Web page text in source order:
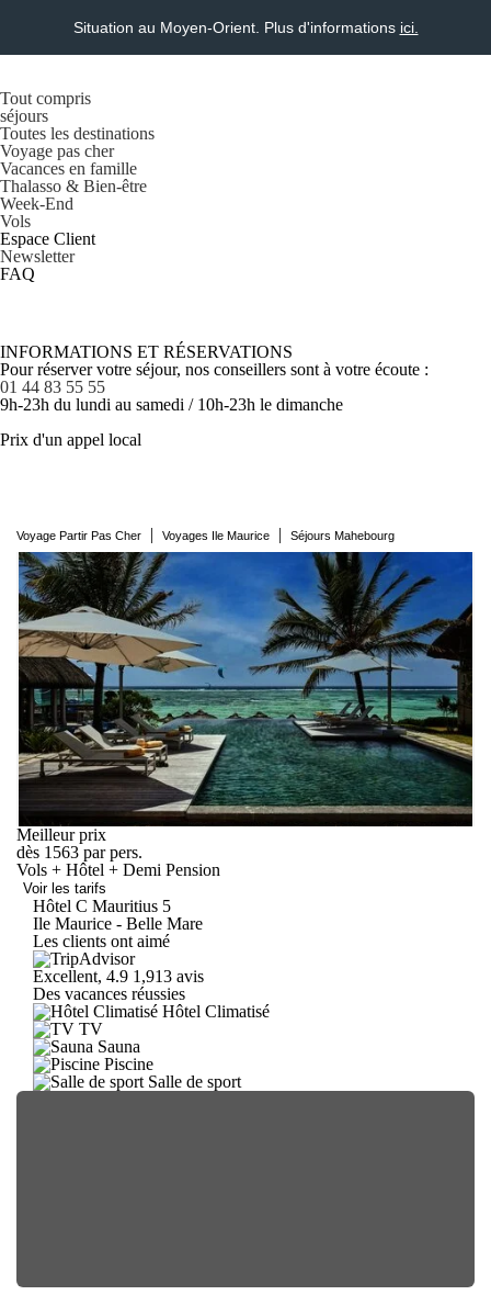
Situation au Moyen-Orient. Plus d'informations ici.
Tout compris
séjours
Toutes les destinations
Voyage pas cher
Vacances en famille
Thalasso & Bien-être
Week-End
Vols
Espace Client
Newsletter
FAQ
INFORMATIONS ET RÉSERVATIONS
Pour réserver votre séjour, nos conseillers sont à votre écoute :
01 44 83 55 55
9h-23h du lundi au samedi / 10h-23h le dimanche
Prix d'un appel local
Voyage Partir Pas Cher | Voyages Ile Maurice | Séjours Mahebourg
Meilleur prix
dès 1563 par pers.
Vols + Hôtel + Demi Pension
Voir les tarifs
Hôtel C Mauritius 5
Ile Maurice - Belle Mare
Les clients ont aimé
Excellent, 4.9 1,913 avis
Des vacances réussies
Hôtel Climatisé
TV
Sauna
Piscine
Salle de sport